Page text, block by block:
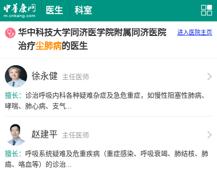
医生 科室
华中科技大学同济医学院附属同济医院 进入医院主页
治疗尘肺病的医生
徐永健 主任医师
擅长： 诊治呼吸内科各种疑难杂症及急危重症，如慢性阻塞性肺病、
哮喘、肺心病、支气...
赵建平 主任医师
擅长： 呼吸系统疑难及危重疾病（重症感染、呼吸衰竭、肺结核、肺
癌、咯血等）的诊治...